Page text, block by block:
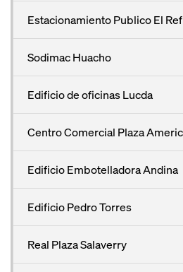
Estacionamiento Publico El
Sodimac Huacho
Edificio de oficinas Lucda
Centro Comercial Plaza
Edificio Embotelladora Andina
Edificio Pedro Torres
Real Plaza Salaverry